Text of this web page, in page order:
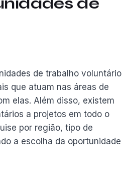
de trabalho voluntário
que atuam nas áreas de
elas. Além disso, existem
a projetos em todo o
por região, tipo de
a escolha da oportunidade